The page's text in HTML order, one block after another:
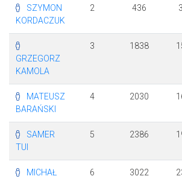
SZYMON
KORDACZUK
2 436
GRZEGORZ
KAMOLA
3 1838
MATEUSZ
BARAŃSKI
4 2030
SAMER
TUI
5 2386
MICHAŁ
6 3022